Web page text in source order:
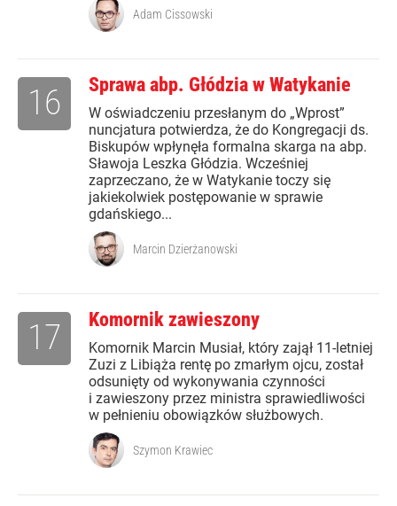
Adam Cissowski
Sprawa abp. Głódzia w Watykanie
W oświadczeniu przesłanym do „Wprost”
nuncjatura potwierdza, że do Kongregacji ds.
Biskupów wpłynęła formalna skarga na abp.
Sławoja Leszka Głódzia. Wcześniej
zaprzeczano, że w Watykanie toczy się
jakiekolwiek postępowanie w sprawie
gdańskiego...
16
Marcin Dzierżanowski
Komornik zawieszony
Komornik Marcin Musiał, który zajął 11-letniej
Zuzi z Libiąża rentę po zmarłym ojcu, został
odsunięty od wykonywania czynności
i zawieszony przez ministra sprawiedliwości
w pełnieniu obowiązków służbowych.
17
Szymon Krawiec